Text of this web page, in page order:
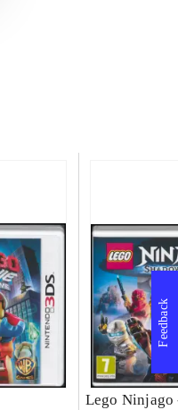
Lego Ninjago
Feedback